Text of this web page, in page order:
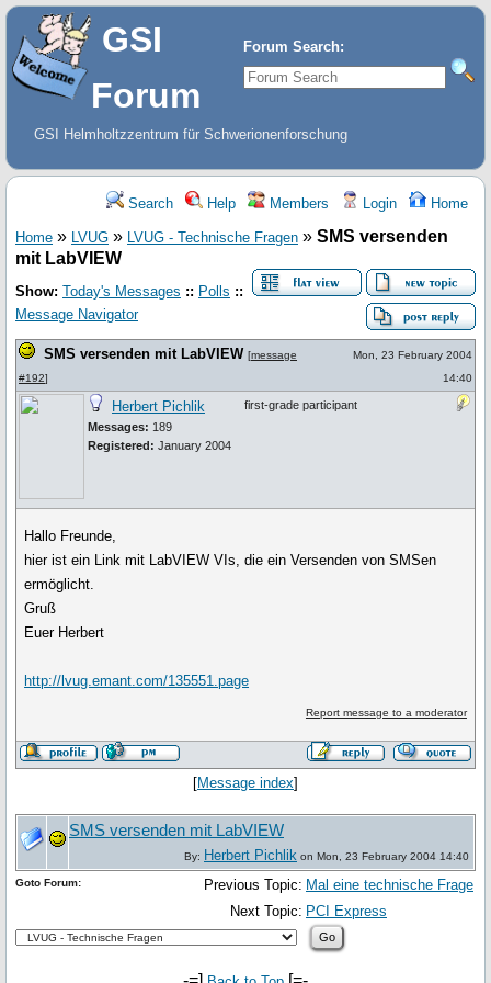
Forum Search:
GSI
Forum
GSI Helmholtzzentrum für Schwerionenforschung
Search Help Members Login Home
Home » LVUG » LVUG - Technische Fragen » SMS versenden
mit LabVIEW
Show: Today's Messages :: Polls ::
Message Navigator
SMS versenden mit LabVIEW [message
#192]
Mon, 23 February 2004
14:40
Herbert Pichlik
Messages: 189
Registered: January 2004
first-grade participant
Hallo Freunde,
hier ist ein Link mit LabVIEW VIs, die ein Versenden von SMSen
ermöglicht.
Gruß
Euer Herbert
http://lvug.emant.com/135551.page
Report message to a moderator
[Message index]
SMS versenden mit LabVIEW
By: Herbert Pichlik on Mon, 23 February 2004 14:40
Previous Topic: Mal eine technische Frage
Next Topic: PCI Express
Goto Forum: